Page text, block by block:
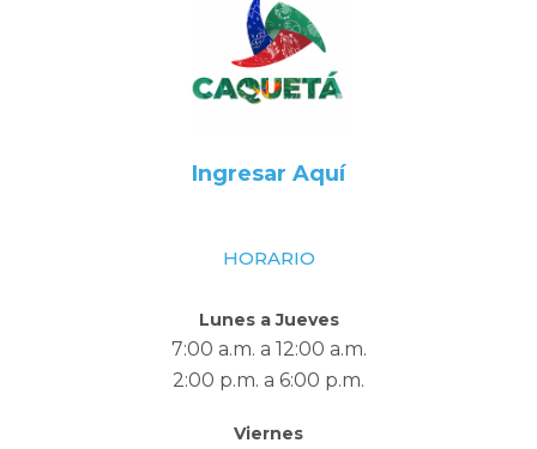
Ingresar Aquí
HORARIO
Lunes a Jueves
7:00 a.m. a 12:00 a.m.
2:00 p.m. a 6:00 p.m.
Viernes